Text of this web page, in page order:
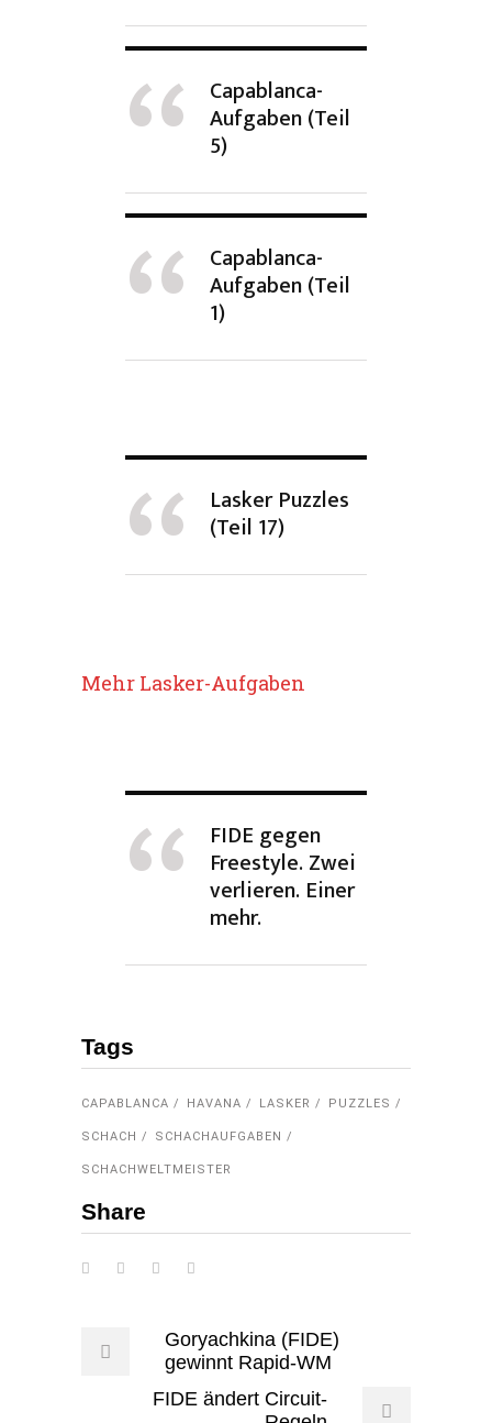
Capablanca-
Aufgaben (Teil
5)
Capablanca-
Aufgaben (Teil
1)
Lasker Puzzles
(Teil 17)
Mehr Lasker-Aufgaben
FIDE gegen
Freestyle. Zwei
verlieren. Einer
mehr.
Tags
CAPABLANCA HAVANA LASKER PUZZLES
SCHACH SCHACHAUFGABEN
SCHACHWELTMEISTER
Share
Goryachkina (FIDE)
gewinnt Rapid-WM
FIDE ändert Circuit-